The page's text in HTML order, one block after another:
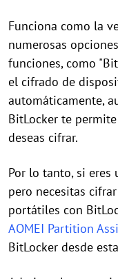
Funciona como la
numerosas
funciones, como
el cifrado de
automáticamente,
BitLocker te
deseas cifrar.
Por lo tanto, si eres
pero necesitas
portátiles con
AOMEI Partition
BitLocker desde